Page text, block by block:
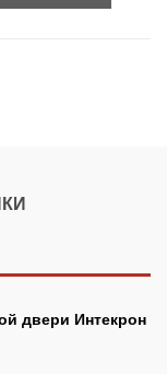
двери Интекрон